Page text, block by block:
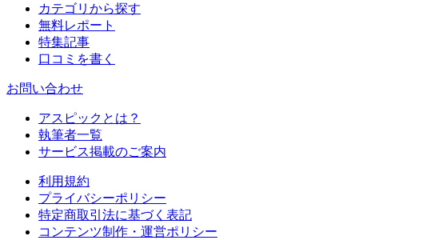
カテゴリから探す
無料レポート
特集記事
口コミを書く
お問い合わせ
アスピックとは？
執筆者一覧
サービス掲載のご案内
利用規約
プライバシーポリシー
特定商取引法に基づく表記
コンテンツ制作・運営ポリシー